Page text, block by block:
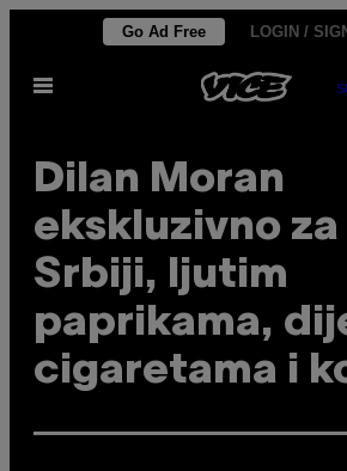
садржај
Go Ad Free LOGIN /
Otvori
Dilan Moran
ekskluzivno za
Srbiji, ljutim
paprikama,
cigaretama i